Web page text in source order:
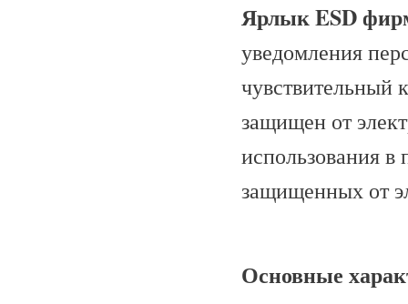
Ярлык ESD
уведомления
чувствительный
защищен от
использования
защищенных от
Основные